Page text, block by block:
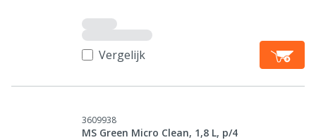
Vergelijk
3609938
MS Green Micro Clean, 1,8 L, p/4